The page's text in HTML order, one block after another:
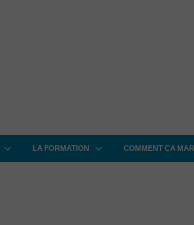
LA FORMATION COMMENT ÇA